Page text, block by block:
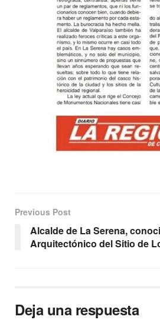
Previous Post
Alcalde de La Serena,
Arquitectónico del Sitio de
Deja una respuesta